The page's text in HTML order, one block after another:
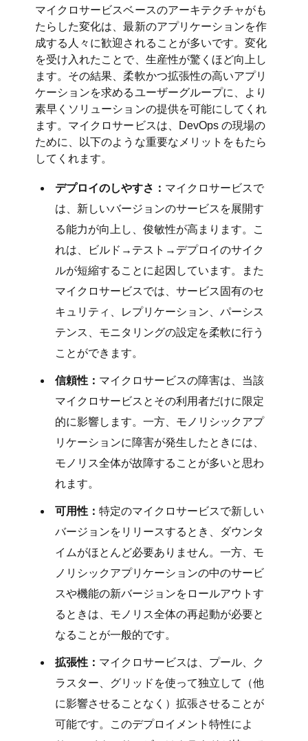
マイクロサービスベースのアーキテクチャがも
たらした変化は、最新のアプリケーションを作
成する人々に歓迎されることが多いです。変化
を受け入れたことで、生産性が驚くほど向上し
ます。その結果、柔軟かつ拡張性の高いアプリ
ケーションを求めるユーザーグループに、より
素早くソリューションの提供を可能にしてくれ
ます。マイクロサービスは、DevOps の現場の
ために、以下のような重要なメリットをもたら
してくれます。
デプロイのしやすさ： マイクロサービスで
は、新しいバージョンのサービスを展開す
る能力が向上し、俊敏性が高まります。こ
れは、ビルド→テスト→デプロイのサイク
ルが短縮することに起因しています。また
マイクロサービスでは、サービス固有のセ
キュリティ、レプリケーション、パーシス
テンス、モニタリングの設定を柔軟に行う
ことができます。
信頼性： マイクロサービスの障害は、当該
マイクロサービスとその利用者だけに限定
的に影響します。一方、モノリシックアプ
リケーションに障害が発生したときには、
モノリス全体が故障することが多いと思わ
れます。
可用性：特定のマイクロサービスで新しい
バージョンをリリースするとき、ダウンタ
イムがほとんど必要ありません。一方、モ
ノリシックアプリケーションの中のサービ
スや機能の新バージョンをロールアウトす
るときは、モノリス全体の再起動が必要と
なることが一般的です。
拡張性： マイクロサービスは、プール、ク
ラスター、グリッドを使って独立して（他
に影響させることなく）拡張させることが
可能です。このデプロイメント特性によ